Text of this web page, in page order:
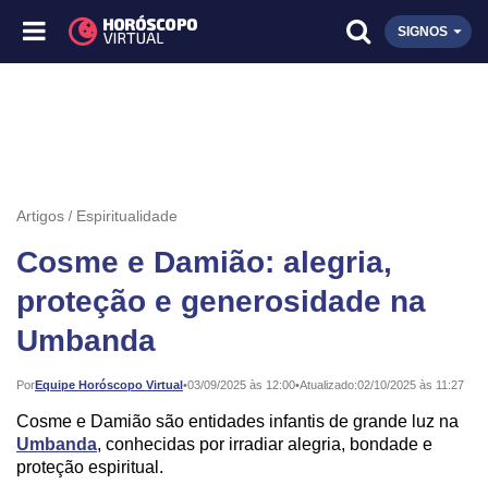
SIGNOS
Artigos Espiritualidade
Cosme e Damião: alegria,
proteção e generosidade na
Umbanda
PorEquipe Horóscopo Virtual•
Publicado: 03/09/2025 às 12:00•Atualizado:02/10/2025 às 11:27
Cosme e Damião são entidades infantis de grande luz na
Umbanda, conhecidas por irradiar alegria, bondade e
proteção espiritual.